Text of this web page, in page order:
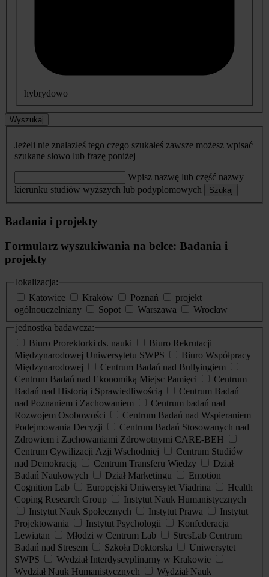
hybrydowo
Wyszukaj
Jeżeli nie znalazłeś tego czego szukałeś zawsze możesz wpisać
szukane słowo lub frazę poniżej
Wpisz nazwę lub część nazwy
kierunku studiów wyższych lub podyplomowych
Szukaj
Badania i projekty
Formularz wyszukiwania na belce: Badania i
projekty
lokalizacja:
Katowice
Kraków Poznań
projekt
ogólnouczelniany
Sopot Warszawa
Wrocław
jednostka badawcza:
Biuro Prorektorki ds. nauki
Biuro Rekrutacji
Międzynarodowej Uniwersytetu SWPS
Biuro Współpracy
Międzynarodowej
Centrum Badań nad Bullyingiem
Centrum Badań nad Ekonomiką Miejsc Pamięci
Centrum
Badań nad Historią i Sprawiedliwością
Centrum Badań
nad Poznaniem i Zachowaniem
Centrum badań nad
Rozwojem Osobowości
Centrum Badań nad Wspieraniem
Podejmowania Decyzji
Centrum Badań Stosowanych nad
Zdrowiem i Zachowaniami Zdrowotnymi CARE-BEH
Centrum Cywilizacji Azji Wschodniej
Centrum Studiów
nad Demokracją
Centrum Transferu Wiedzy
Dział
Badań Naukowych
Dział Marketingu
Emotion
Cognition Lab
Europejski Uniwersytet Viadrina
Health
Coping Research Group
Instytut Nauk Humanistycznych
Instytut Nauk Społecznych
Instytut Prawa
Instytut
Projektowania
Instytut Psychologii
Konfederacja
Lewiatan
Młodzi w Centrum Lab
StresLab Centrum
Badań nad Stresem
Szkoła Doktorska
Uniwersytet
SWPS
Wydział Interdyscyplinarny w Krakowie
Wydział Nauk Humanistycznych
Wydział Nauk